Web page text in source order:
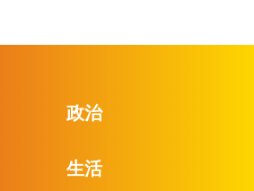
政治
生活